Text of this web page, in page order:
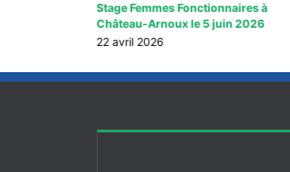
Stage Femmes Fonctionnaires à
Château-Arnoux le 5 juin 2026
22 avril 2026